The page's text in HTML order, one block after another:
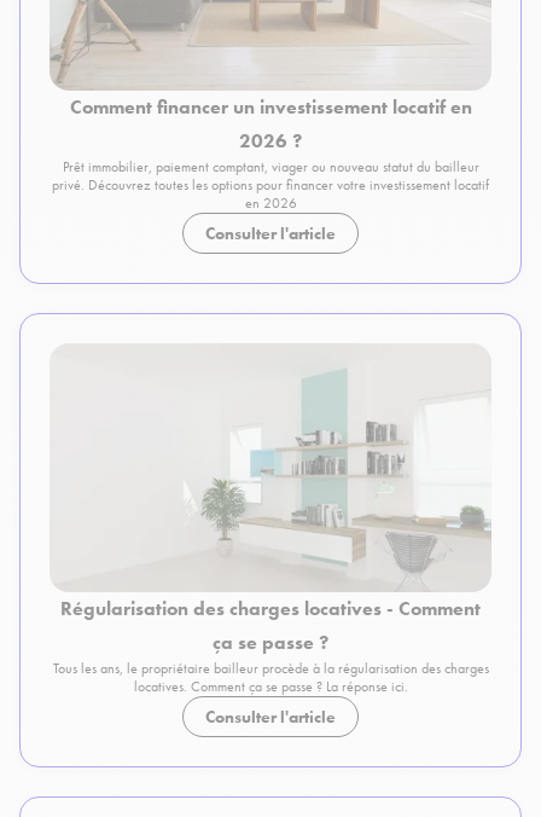
Comment financer un investissement locatif en
2026 ?
Prêt immobilier, paiement comptant, viager ou nouveau statut du bailleur
privé. Découvrez toutes les options pour financer votre investissement locatif
en 2026
Consulter l'article
Régularisation des charges locatives - Comment
ça se passe ?
Tous les ans, le propriétaire bailleur procède à la régularisation des charges
locatives. Comment ça se passe ? La réponse ici.
Consulter l'article